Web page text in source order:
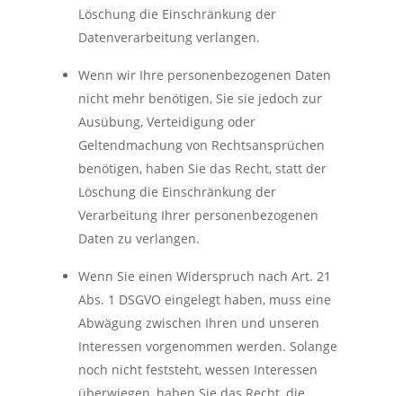
Löschung die Einschränkung der
Datenverarbeitung verlangen.
Wenn wir Ihre personenbezogenen Daten
nicht mehr benötigen, Sie sie jedoch zur
Ausübung, Verteidigung oder
Geltendmachung von Rechtsansprüchen
benötigen, haben Sie das Recht, statt der
Löschung die Einschränkung der
Verarbeitung Ihrer personenbezogenen
Daten zu verlangen.
Wenn Sie einen Widerspruch nach Art. 21
Abs. 1 DSGVO eingelegt haben, muss eine
Abwägung zwischen Ihren und unseren
Interessen vorgenommen werden. Solange
noch nicht feststeht, wessen Interessen
überwiegen, haben Sie das Recht, die